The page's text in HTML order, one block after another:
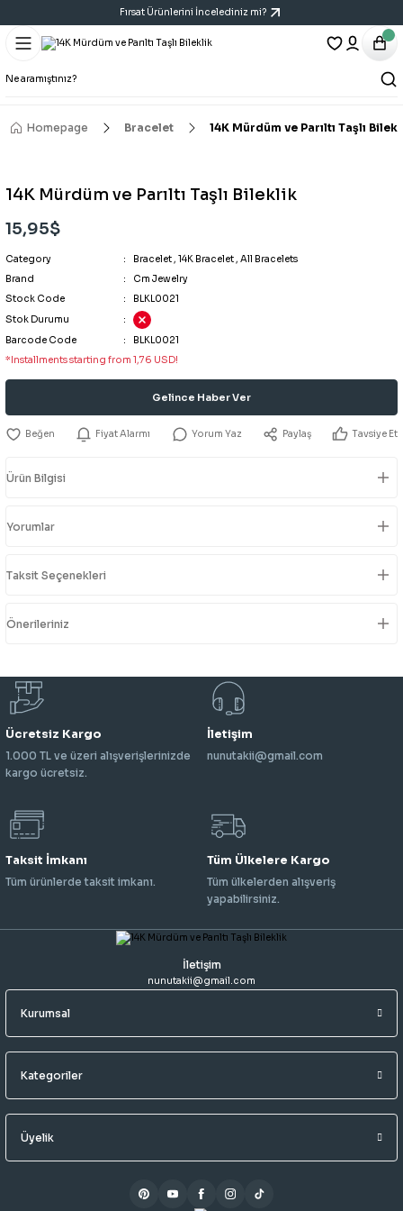
Fırsat Ürünlerini İncelediniz mi?
Homepage Bracelet 14K Mürdüm ve Parıltı Taşlı
14K Mürdüm ve Parıltı Taşlı Bileklik
15,95$
Category Bracelet, 14K Bracelet, All Bracelets
Brand
Cm Jewelry
Stock Code
BLKL0021
Stok Durumu
Barcode Code
BLKL0021
*Installments starting from 1,76 USD!
Gelince Haber Ver
Fiyat Alarmı Yorum Yaz Paylaş Tavsiye Et
Ürün Bilgisi
Yorumlar
Taksit Seçenekleri
Önerileriniz
Ücretsiz Kargo
1.000 TL ve üzeri alışverişlerinizde
kargo ücretsiz.
İletişim
nunutakii@gmail.com
Taksit İmkanı
Tüm ürünlerde taksit imkanı.
Tüm Ülkelere Kargo
Tüm ülkelerden alışveriş
yapabilirsiniz.
İletişim
nunutakii@gmail.com
Kurumsal
Kategoriler
Üyelik
Geri Dön
Bracelet
All Bracelets
Handcuff Bracelet
Geri Dön
Necklace
All Necklaces
Geri Dön
Earring
All Earrings
Triple Earring Sets